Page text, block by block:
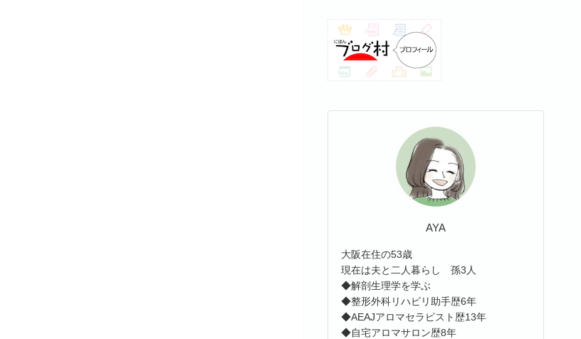
AYA
大阪在住の53歳
現在は夫と二人暮らし 孫3人
◆解剖生理学を学ぶ
◆整形外科リハビリ助手歴6年
◆AEAJアロマセラピスト歴13年
◆自宅アロマサロン歴8年